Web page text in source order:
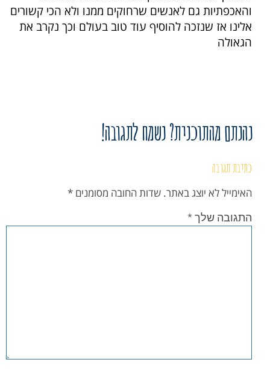
והאכפתיות גם לאנשים שרחוקים ממנו ולא הכי קשורים
אלינו אז שנזכה להוסיף עוד טוב בעולם וכך נקרב את
הגאולה
נהנתם מהתוכנית? נשמח לתגובה!
כתיבת תגובה
האימייל לא יוצג באתר. שדות החובה מסומנים *
התגובה שלך *